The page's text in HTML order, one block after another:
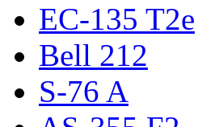
EC-135 T2e
Bell 212
S-76 A